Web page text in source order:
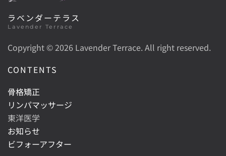
ラベンダーテラス
Lavender Terrace
Copyright ©2026 Lavender Terrace. All right reserved.
CONTENTS
骨格矯正
リンパマッサージ
東洋医学
お知らせ
ビフォーアフター